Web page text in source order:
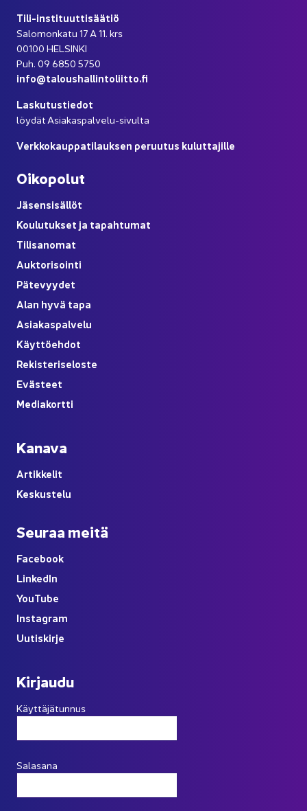
Tili-​instituuttisäätiö
Sa­lo­mon­ka­tu 17 A 11. krs
00100 HEL­SIN­KI
Puh. 09 6850 5750
info@ta­lous­hal­lin­to­liit­to.fi
Las­ku­tus­tie­dot
löy­dät Asiakaspalvelu-​sivulta
Verk­ko­kaup­pa­ti­lauk­sen pe­ruu­tus ku­lut­ta­jil­le
Oi­ko­po­lut
Jä­sen­si­säl­löt
Kou­lu­tuk­set ja ta­pah­tu­mat
Ti­li­sa­no­mat
Auk­to­ri­soin­ti
Pä­te­vyy­det
Alan hyvä tapa
Asia­kas­pal­ve­lu
Käyt­tö­eh­dot
Re­kis­te­ri­se­los­te
Eväs­teet
Me­dia­kort­ti
Ka­na­va
Ar­tik­ke­lit
Kes­kus­te­lu
Seu­raa meitä
Face­book
Lin­ke­dIn
YouTube
Ins­ta­gram
Uu­tis­kir­je
Kir­jau­du
Käyttäjätunnus
Salasana